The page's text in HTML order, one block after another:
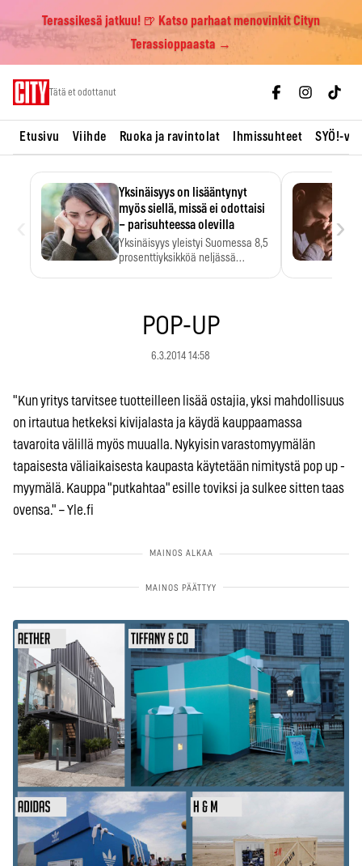
Terassikesä jatkuu! 🍺 Katso parhaat menovinkit Cityn
Terassioppaasta →
Tätä et odottanut
Etusivu Viihde Ruoka ja ravintolat Ihmissuhteet SYÖ!-
Yksinäisyys on lisääntynyt
myös siellä, missä ei odottaisi
– parisuhteessa olevilla
Yksinäisyys yleistyi Suomessa 8,5
prosenttiyksikköä neljässä
›
POP-UP
6.3.2014 14:58
"Kun yritys tarvitsee tuotteilleen lisää ostajia, yksi mahdollisuus
on irtautua hetkeksi kivijalasta ja käydä kauppaamassa
tavaroita välillä myös muualla. Nykyisin varastomyymälän
tapaisesta väliaikaisesta kaupasta käytetään nimitystä pop up -
myymälä. Kauppa "putkahtaa" esille toviksi ja sulkee sitten taas
ovensa." – Yle.fi